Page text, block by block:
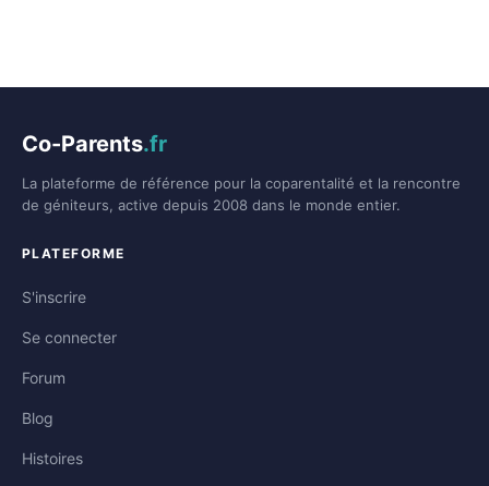
Co-Parents.fr
La plateforme de référence pour la coparentalité et la rencontre
de géniteurs, active depuis 2008 dans le monde entier.
PLATEFORME
S'inscrire
Se connecter
Forum
Blog
Histoires